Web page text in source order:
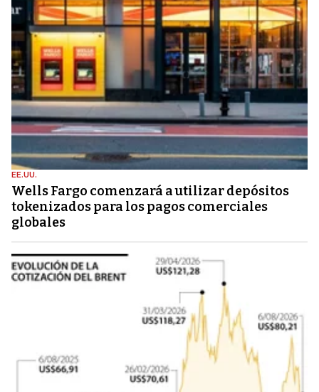
EE.UU.
Wells Fargo comenzará a utilizar depósitos
tokenizados para los pagos comerciales
globales